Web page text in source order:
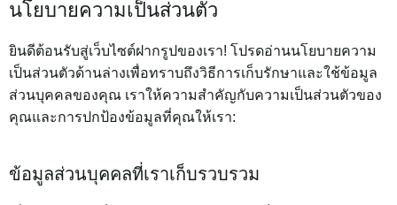
นโยบายความเป็นส่วนตัว
ยินดีต้อนรับสู่เว็บไซต์ฝากรูปของเรา! โปรดอ่านนโยบายความ
เป็นส่วนตัวด้านล่างเพื่อทราบถึงวิธีการเก็บรักษาและใช้ข้อมูล
ส่วนบุคคลของคุณ เราให้ความสำคัญกับความเป็นส่วนตัวของ
คุณและการปกป้องข้อมูลที่คุณให้เรา:
ข้อมูลส่วนบุคคลที่เราเก็บรวบรวม